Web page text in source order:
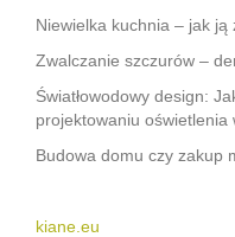
Niewielka kuchnia – jak ją
Zwalczanie szczurów –
Światłowodowy design:
projektowaniu oświetlenia
Budowa domu czy zakup
kiane.eu